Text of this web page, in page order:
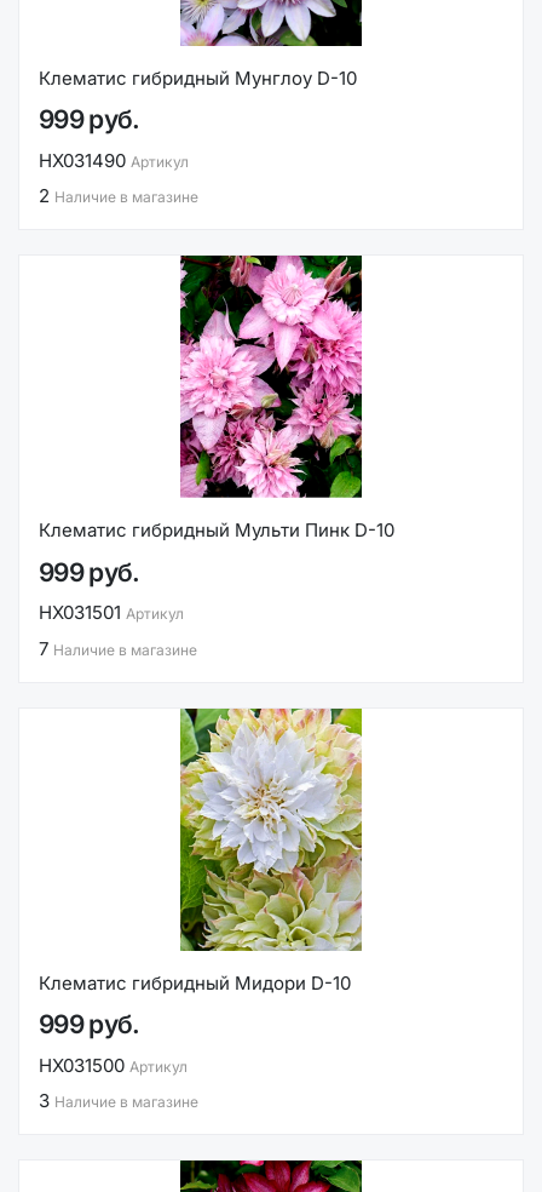
Клематис гибридный Мунглоу D-10
999 руб.
НХ031490 Артикул
2 Наличие в магазине
Клематис гибридный Мульти Пинк D-10
999 руб.
НХ031501 Артикул
7 Наличие в магазине
Клематис гибридный Мидори D-10
999 руб.
НХ031500 Артикул
3 Наличие в магазине